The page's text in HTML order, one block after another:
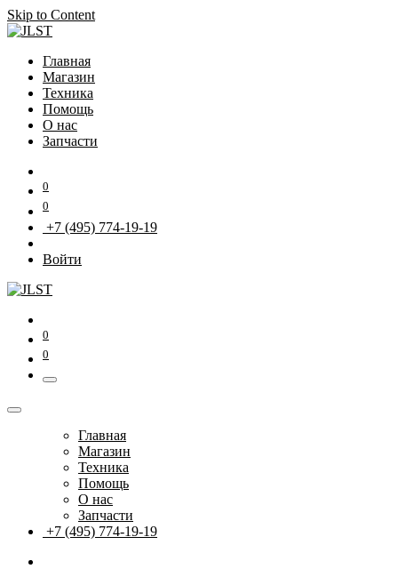
Skip to Content
Главная
Магазин
Техника
Помощь
О нас
Запчасти
0
0
+7 (495) 774-19-19
Войти
0
0
Главная
Магазин
Техника
Помощь
О нас
Запчасти
+7 (495) 774-19-19